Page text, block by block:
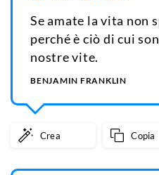
Se amate la vita non
perché è ciò di cui
nostre vite.
BENJAMIN FRANKLIN
Crea Copia